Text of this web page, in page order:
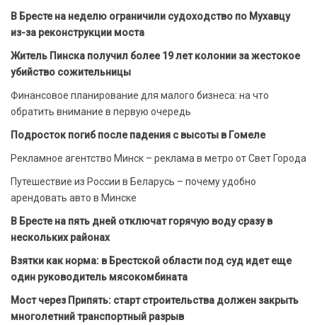
В Бресте на неделю ограничили судоходство по Мухавцу
из-за реконструкции моста
Житель Пинска получил более 19 лет колонии за жестокое
убийство сожительницы
Финансовое планирование для малого бизнеса: на что
обратить внимание в первую очередь
Подросток погиб после падения с высоты в Гомеле
Рекламное агентство Минск – реклама в метро от Свет Города
Путешествие из России в Беларусь – почему удобно
арендовать авто в Минске
В Бресте на пять дней отключат горячую воду сразу в
нескольких районах
Взятки как норма: в Брестской области под суд идет еще
один руководитель мясокомбината
Мост через Припять: старт строительства должен закрыть
многолетний транспортный разрыв